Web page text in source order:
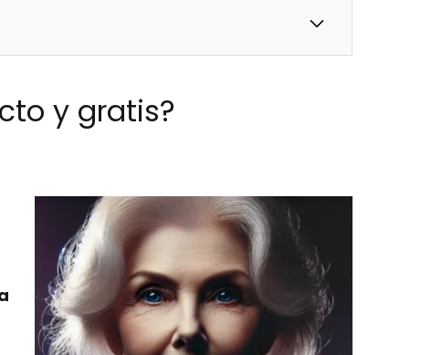
y gratis?